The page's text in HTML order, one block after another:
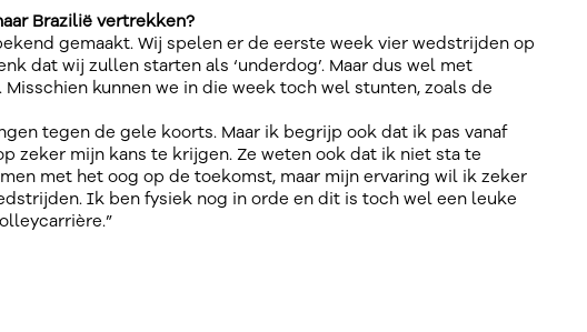
Brazilië vertrekken?
gemaakt. Wij spelen er de eerste week vier wedstrijden op
dat wij zullen starten als ‘underdog’. Maar dus wel met
kunnen we in die week toch wel stunten, zoals de
tegen de gele koorts. Maar ik begrijp ook dat ik pas vanaf
zeker mijn kans te krijgen. Ze weten ook dat ik niet sta te
met het oog op de toekomst, maar mijn ervaring wil ik zeker
Ik ben fysiek nog in orde en dit is toch wel een leuke